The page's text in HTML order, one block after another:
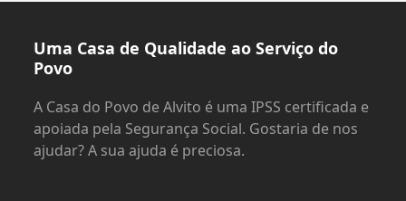
Uma Casa de Qualidade ao Serviço do
Povo
A Casa do Povo de Alvito é uma IPSS certificada e
apoiada pela Segurança Social. Gostaria de nos
ajudar? A sua ajuda é preciosa.